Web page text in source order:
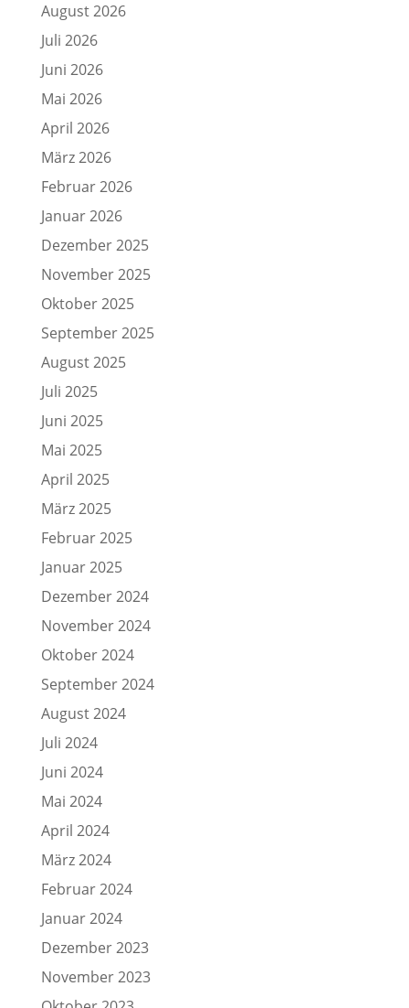
August 2026
Juli 2026
Juni 2026
Mai 2026
April 2026
März 2026
Februar 2026
Januar 2026
Dezember 2025
November 2025
Oktober 2025
September 2025
August 2025
Juli 2025
Juni 2025
Mai 2025
April 2025
März 2025
Februar 2025
Januar 2025
Dezember 2024
November 2024
Oktober 2024
September 2024
August 2024
Juli 2024
Juni 2024
Mai 2024
April 2024
März 2024
Februar 2024
Januar 2024
Dezember 2023
November 2023